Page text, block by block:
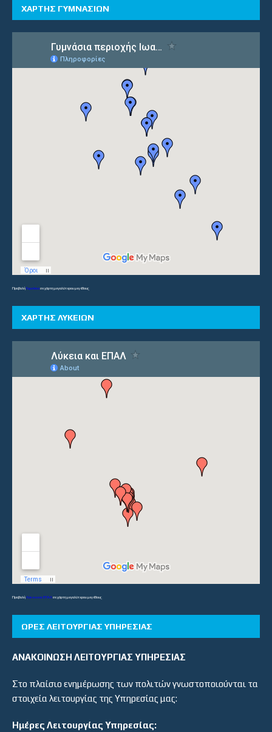
ΧΑΡΤΗΣ ΓΥΜΝΑΣΙΩΝ
ΠροβολήΓυμνάσιασε χάρτη μεγαλύτερου μεγέθους
ΧΑΡΤΗΣ ΛΥΚΕΙΩΝ
ΠροβολήΛύκεια και ΕΠΑΛσε χάρτη μεγαλύτερου μεγέθους
ΏΡΕΣ ΛΕΙΤΟΥΡΓΊΑΣ ΥΠΗΡΕΣΊΑΣ
ΑΝΑΚΟΙΝΩΣΗ ΛΕΙΤΟΥΡΓΙΑΣ ΥΠΗΡΕΣΙΑΣ
Στο πλαίσιο ενημέρωσης των πολιτών γνωστοποιούνται τα
στοιχεία λειτουργίας της Υπηρεσίας μας:
Ημέρες Λειτουργίας Υπηρεσίας: